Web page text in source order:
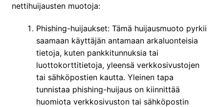
nettihuijausten muotoja:
Phishing-huijaukset: Tämä huijausmuoto pyrkii
saamaan käyttäjän antamaan arkaluonteisia
tietoja, kuten pankkitunnuksia tai
luottokorttitietoja, yleensä verkkosivustojen
tai sähköpostien kautta. Yleinen tapa
tunnistaa phishing-huijaus on kiinnittää
huomiota verkkosivuston tai sähköpostin